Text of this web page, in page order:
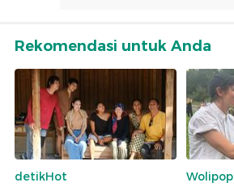
Rekomendasi untuk Anda
detikHot
Wolipop